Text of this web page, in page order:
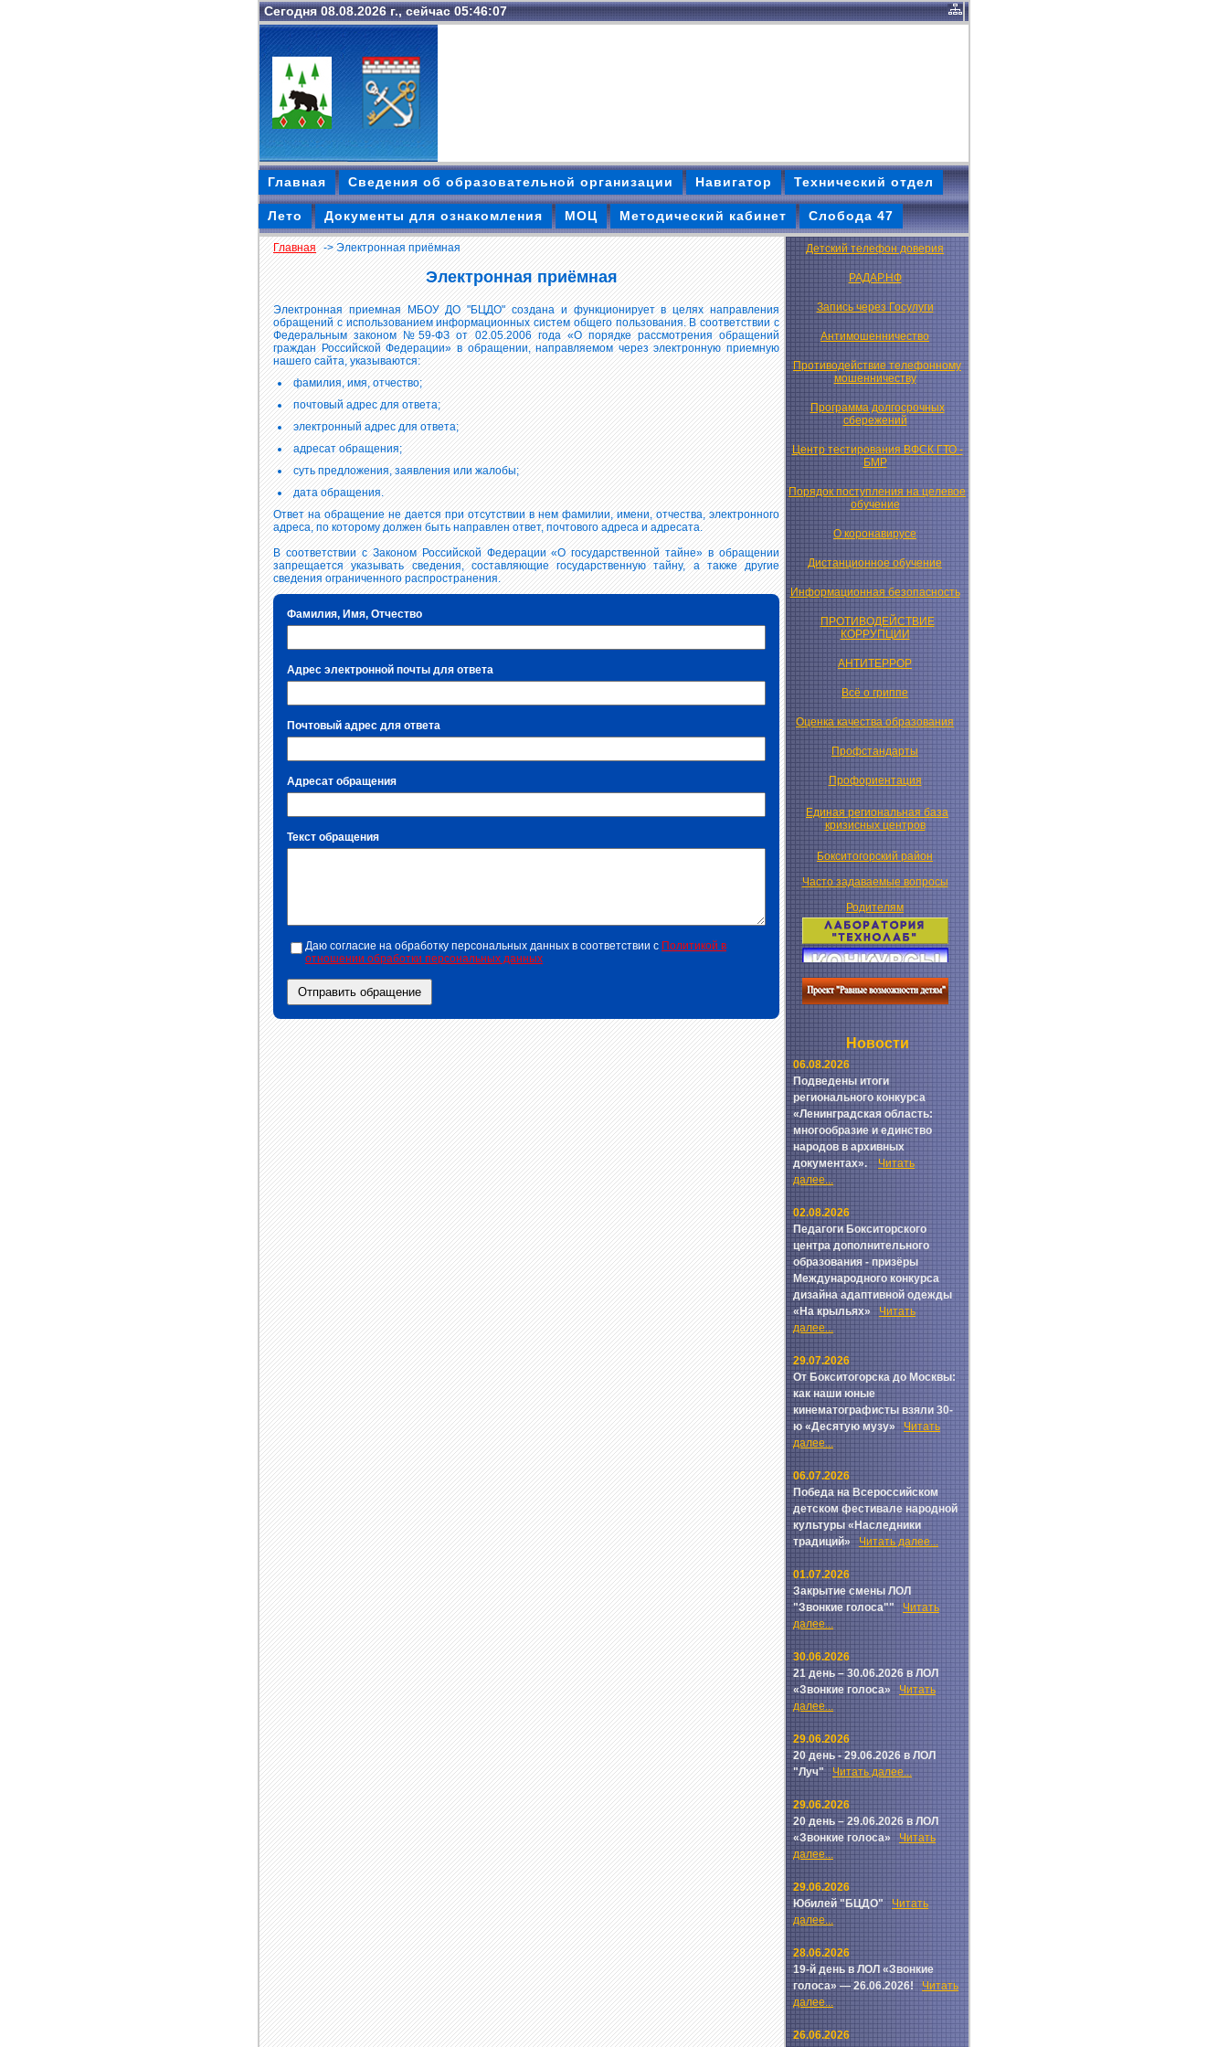
Сегодня 08.08.2026 г., сейчас 05:46:08
Главная Сведения об образовательной организации Навигатор Технический отдел
Лето Документы для ознакомления МОЦ Методический кабинет Слобода 47
Главная -> Электронная приёмная
Электронная приёмная
Электронная приемная МБОУ ДО "БЦДО" создана и функционирует в целях направления
обращений с использованием информационных систем общего пользования. В соответствии с
Федеральным законом №59-ФЗ от 02.05.2006 года «О порядке рассмотрения обращений
граждан Российской Федерации» в обращении, направляемом через электронную приемную
нашего сайта, указываются:
фамилия, имя, отчество;
почтовый адрес для ответа;
электронный адрес для ответа;
адресат обращения;
суть предложения, заявления или жалобы;
дата обращения.
Ответ на обращение не дается при отсутствии в нем фамилии, имени, отчества, электронного
адреса, по которому должен быть направлен ответ, почтового адреса и адресата.
В соответствии с Законом Российской Федерации «О государственной тайне» в обращении
запрещается указывать сведения, составляющие государственную тайну, а также другие
сведения ограниченного распространения.
Фамилия, Имя, Отчество
Адрес электронной почты для ответа
Почтовый адрес для ответа
Адресат обращения
Текст обращения
Даю согласие на обработку персональных данных в соответствии с Политикой в
отношении обработки персональных данных
Детский телефон доверия
РАДАР.НФ
Запись через Госулуги
Антимошенничество
Противодействие телефонному
мошенничеству
Программа долгосрочных
сбережений
Центр тестирования ВФСК ГТО -
БМР
Порядок поступления на целевое
обучение
О коронавирусе
Дистанционное обучение
Информационная безопасность
ПРОТИВОДЕЙСТВИЕ
КОРРУПЦИИ
АНТИТЕРРОР
Всё о гриппе
Оценка качества образования
Профстандарты
Профориентация
Единая региональная база
кризисных центров
Бокситогорский район
Часто задаваемые вопросы
Родителям
Новости
06.08.2026
Подведены итоги
регионального конкурса
«Ленинградская область:
многообразие и единство
народов в архивных
документах». Читать
далее...
02.08.2026
Педагоги Бокситорского
центра дополнительного
образования - призёры
Международного конкурса
дизайна адаптивной одежды
«На крыльях» Читать
далее...
29.07.2026
От Бокситогорска до Москвы:
как наши юные
кинематографисты взяли 30-
ю «Десятую музу» Читать
далее...
06.07.2026
Победа на Всероссийском
детском фестивале народной
культуры «Наследники
традиций»Читать далее...
01.07.2026
Закрытие смены ЛОЛ
"Звонкие голоса"" Читать
далее...
30.06.2026
21 день – 30.06.2026 в ЛОЛ
«Звонкие голоса»Читать
далее...
29.06.2026
20 день - 29.06.2026 в ЛОЛ
"Луч" Читать далее...
29.06.2026
20 день – 29.06.2026 в ЛОЛ
«Звонкие голоса»Читать
далее...
29.06.2026
Юбилей "БЦДО" Читать
далее...
28.06.2026
19-й день в ЛОЛ «Звонкие
голоса» — 26.06.2026! Читать
далее...
26.06.2026